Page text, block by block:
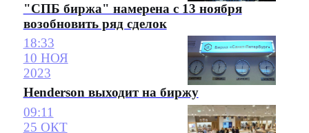
"СПБ биржа" намерена с 13 ноября
возобновить ряд сделок
18:33
10 НОЯ
2023
Henderson выходит на биржу
09:11
25 ОКТ